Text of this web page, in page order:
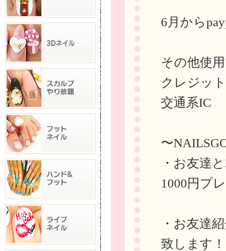
6月から
その他使
クレジッ
交通系IC
〜
・お友達
1000円プ
・お友達
致します！